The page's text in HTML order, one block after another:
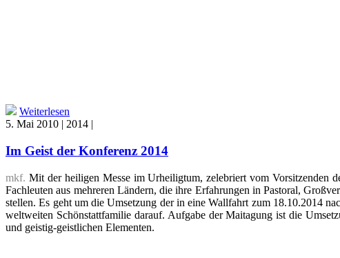
Weiterlesen
5. Mai 2010 | 2014 |
Im Geist der Konferenz 2014
mkf. Mit der heiligen Messe im Urheiligtum, zelebriert vom Vorsitzenden
Fachleuten aus mehreren Ländern, die ihre Erfahrungen in Pastoral,
stellen. Es geht um die Umsetzung der in eine Wallfahrt zum 18.10.2014
weltweiten Schönstattfamilie darauf. Aufgabe der Maitagung ist die
und geistig-geistlichen Elementen.